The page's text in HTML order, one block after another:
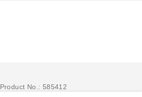
Product No.: 585412